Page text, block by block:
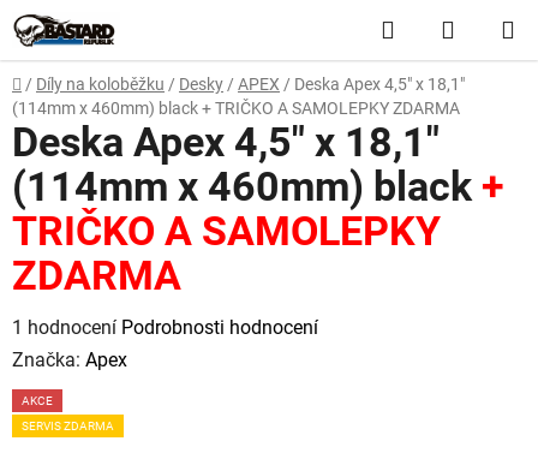
Přejít
na
obsah
Hledat
KOŠÍK
Domů
/ Díly na koloběžku / Desky / APEX / Deska Apex 4,5" x 18,1"
(114mm x 460mm) black+ TRIČKO A SAMOLEPKY ZDARMA
Deska Apex 4,5" x 18,1"
(114mm x 460mm) black +
TRIČKO A SAMOLEPKY
ZDARMA
Průměrné
hodnocení
produktu
je
1 hodnocení Podrobnosti hodnocení
Značka: Apex
AKCE
SERVIS ZDARMA